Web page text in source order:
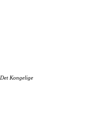
Det Kongelige